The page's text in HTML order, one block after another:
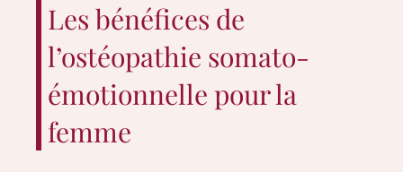
Les bénéfices de
l’ostéopathie somato-
émotionnelle pour la
femme